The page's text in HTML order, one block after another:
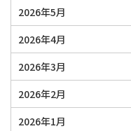
2026年5月
2026年4月
2026年3月
2026年2月
2026年1月